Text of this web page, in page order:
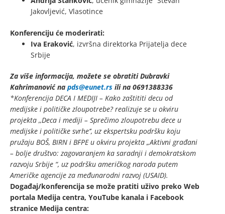
Jakovljević, Vlasotince
Konferenciju će moderirati:
Iva Eraković, izvršna direktorka Prijatelja dece
Srbije
Za više informacija, možete se obratiti Dubravki
Kahrimanović na pds@eunet.rs ili na 0691388336
*Konferencija DECA I MEDIJI – Kako zaštititi decu od
medijske i političke zloupotrebe? realizuje se u okviru
projekta ,,Deca i mediji – Sprečimo zloupotrebu dece u
medijske i političke svrhe’’, uz ekspertsku podršku koju
pružaju BOŠ, BIRN i BFPE u okviru projekta „Aktivni građani
– bolje društvo: zagovaranjem ka saradnji i demokratskom
razvoju Srbije “, uz podršku američkog naroda putem
Američke agencije za međunarodni razvoj (USAID).
Događaj/konferencija se može pratiti uživo preko Web
portala Medija centra, YouTube kanala i Facebook
stranice Medija centra: